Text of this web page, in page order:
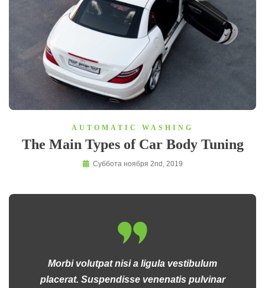
AUTOMATIC WASHING
The Main Types of Car Body Tuning
Суббота ноября 2nd, 2019
Morbi volutpat nisi a ligula vestibulum
placerat. Suspendisse venenatis pulvinar